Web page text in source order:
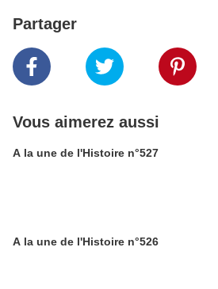
Partager
Vous aimerez aussi
A la une de l'Histoire n°527
A la une de l'Histoire n°526